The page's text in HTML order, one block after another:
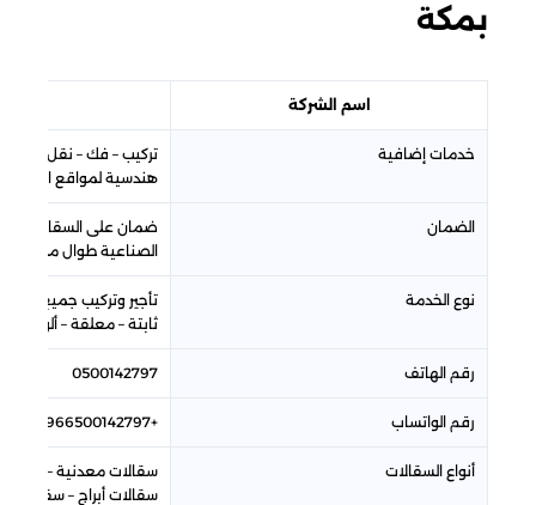
بمكة
اسم الشركة
خدمات إضافية
تركيب – فك – نقل –
هندسية لمواقع البناء
الضمان
ضمان على السقالات ضد
الصناعية طوال مدة
نوع الخدمة
تأجير وتركيب جميع
ثابتة – معلقة –
رقم الهاتف 0500142797
رقم الواتساب +966500142797
أنواع السقالات
سقالات معدنية –
سقالات أبراج – سقالات